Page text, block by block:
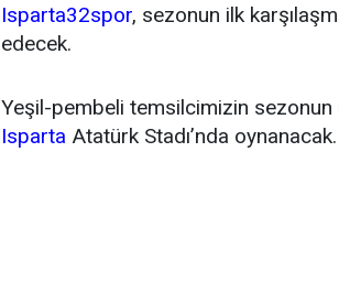
Isparta32spor, sezonun ilk
edecek.
Yeşil-pembeli temsilcimizin sezonun
Isparta Atatürk Stadı’nda oynanacak.